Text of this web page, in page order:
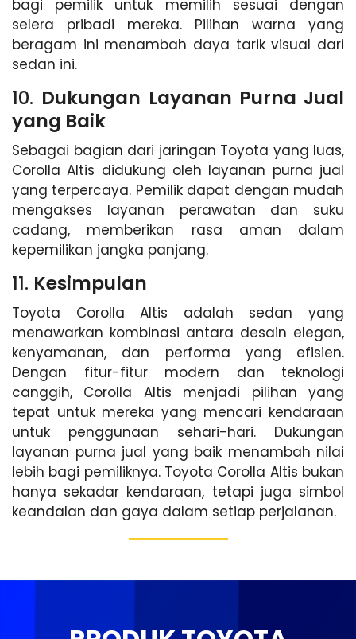
bagi pemilik untuk memilih sesuai dengan
selera pribadi mereka. Pilihan warna yang
beragam ini menambah daya tarik visual dari
sedan ini.
10. Dukungan Layanan Purna Jual
yang Baik
Sebagai bagian dari jaringan Toyota yang luas,
Corolla Altis didukung oleh layanan purna jual
yang terpercaya. Pemilik dapat dengan mudah
mengakses layanan perawatan dan suku
cadang, memberikan rasa aman dalam
kepemilikan jangka panjang.
11. Kesimpulan
Toyota Corolla Altis adalah sedan yang
menawarkan kombinasi antara desain elegan,
kenyamanan, dan performa yang efisien.
Dengan fitur-fitur modern dan teknologi
canggih, Corolla Altis menjadi pilihan yang
tepat untuk mereka yang mencari kendaraan
untuk penggunaan sehari-hari. Dukungan
layanan purna jual yang baik menambah nilai
lebih bagi pemiliknya. Toyota Corolla Altis bukan
hanya sekadar kendaraan, tetapi juga simbol
keandalan dan gaya dalam setiap perjalanan.